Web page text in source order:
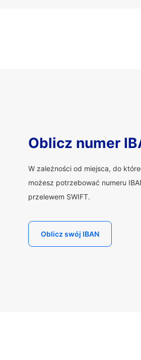
Oblicz numer
W zależności od miejsca, do
możesz potrzebować numeru
przelewem SWIFT.
Oblicz swój IBAN